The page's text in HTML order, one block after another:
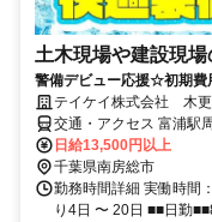
土木現場や建設現場
警備デビュー応援☆初期費
テイケイ株式会社 木
交通・アクセス 富浦駅
日給13,500円以上
千葉県南房総市
勤務時間詳細 実働時間
り4日 〜 20日 ■■日勤